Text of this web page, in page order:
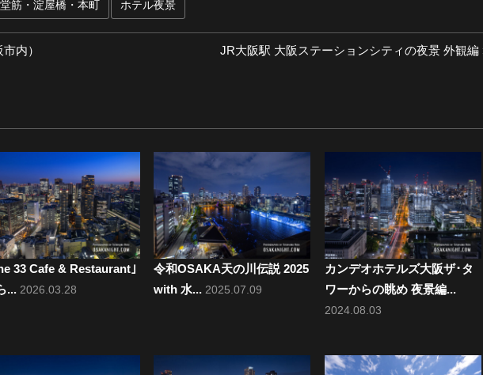
筋・淀屋橋・本町 ホテル夜景
内）
次
JR大阪駅 大阪ステーションシティの夜景 外観編
33 Cafe & Restaurant｣
... 2026.03.28
令和OSAKA天の川伝説 2025
with 水... 2025.07.09
カンデオホテルズ大阪ザ･タ
ワーからの眺め 夜景編...
2024.08.03